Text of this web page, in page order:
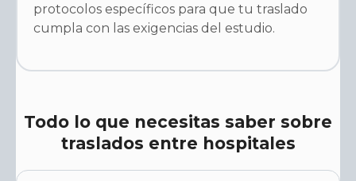
protocolos específicos para que tu traslado
cumpla con las exigencias del estudio.
Todo lo que necesitas saber sobre
traslados entre hospitales